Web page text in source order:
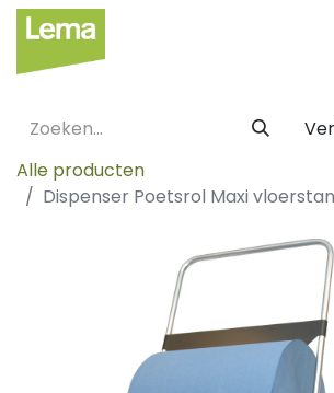
Alle producten
Dispenser Poetsrol Maxi